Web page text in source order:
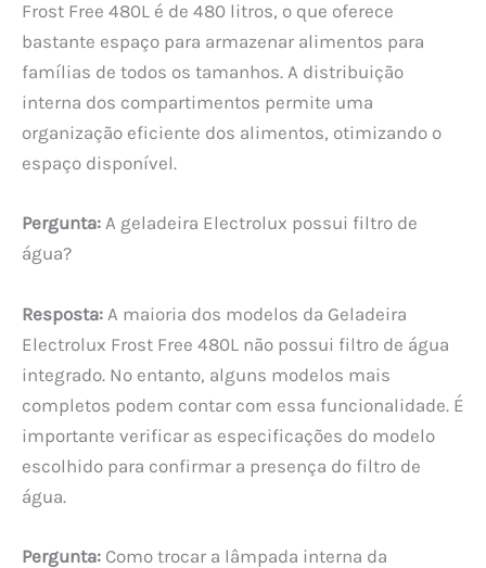
Frost Free 480L é de 480 litros, o que oferece
bastante espaço para armazenar alimentos para
famílias de todos os tamanhos. A distribuição
interna dos compartimentos permite uma
organização eficiente dos alimentos, otimizando o
espaço disponível.
Pergunta: A geladeira Electrolux possui filtro de
água?
Resposta: A maioria dos modelos da Geladeira
Electrolux Frost Free 480L não possui filtro de água
integrado. No entanto, alguns modelos mais
completos podem contar com essa funcionalidade. É
importante verificar as especificações do modelo
escolhido para confirmar a presença do filtro de
água.
Pergunta: Como trocar a lâmpada interna da